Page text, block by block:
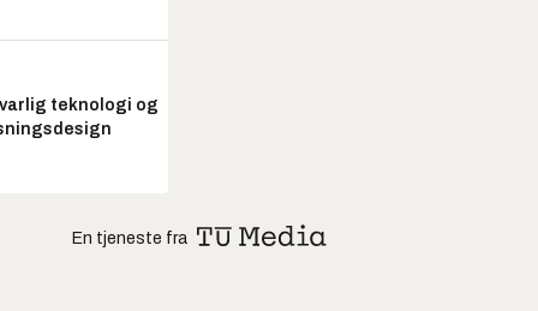
teknologi og
En tjeneste fra